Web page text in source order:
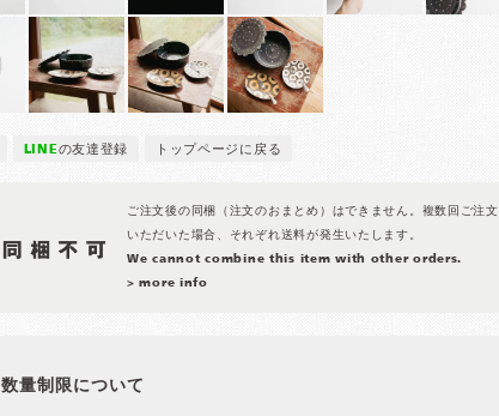
LINEの友達登録 トップページに戻る
ご注文後の同梱（注文のおまとめ）はできません。複数回ご注文
いただいた場合、それぞれ送料が発生いたします。
We cannot combine this item with other orders.
> more info
数量制限について